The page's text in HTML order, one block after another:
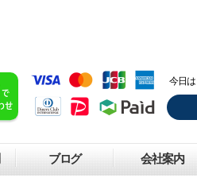
今日は
ブログ 会社案内